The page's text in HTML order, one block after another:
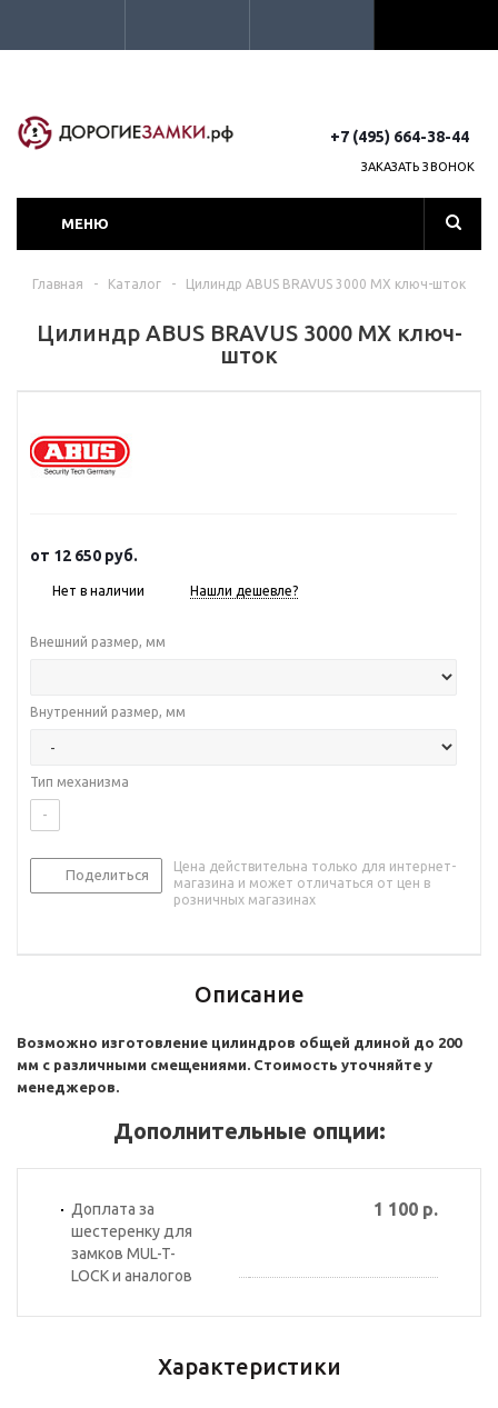
+7 (495) 664-38-44
ЗАКАЗАТЬ ЗВОНОК
МЕНЮ
Главная - Каталог - Цилиндр ABUS BRAVUS 3000 MX ключ-шток
Цилиндр ABUS BRAVUS 3000 MX ключ-
шток
от 12 650 руб.
Нет в наличии Нашли дешевле?
Внешний размер, мм
Внутренний размер, мм
Тип механизма
-
Поделиться
Цена действительна только для интернет-
магазина и может отличаться от цен в
розничных магазинах
Описание
Возможно изготовление цилиндров общей длиной до 200
мм с различными смещениями. Стоимость уточняйте у
менеджеров.
Дополнительные опции:
Доплата за
шестеренку для
замков MUL-T-
LOCK и аналогов
1 100 р.
Характеристики